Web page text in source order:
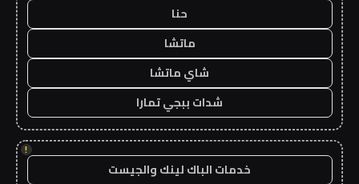
حنا
ماتشا
شاي ماتشا
شدات ببجي تمارا
!
خدمات الباك لينك والجيست